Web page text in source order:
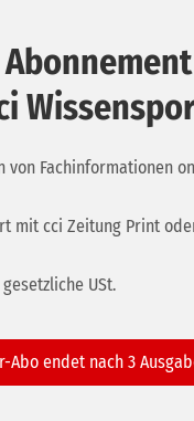
von Fachinformationen
mit cci Zeitung Print
USt.
Abo endet nach 3